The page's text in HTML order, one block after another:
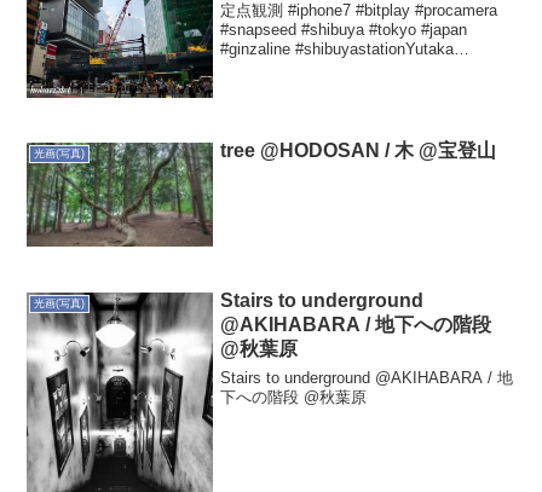
定点観測 #iphone7 #bitplay #procamera
#snapseed #shibuya #tokyo #japan
#ginzaline #shibuyastationYutaka
光画(写真) tree @HODOSAN / 木 @宝登山
光画(写真)
Stairs to underground
@AKIHABARA / 地下への階段
@秋葉原
Stairs to underground @AKIHABARA / 地
下への階段 @秋葉原